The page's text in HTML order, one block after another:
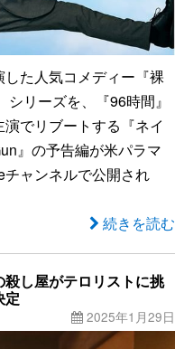
た人気コメディー『裸
リーズを、『96時間』
でリブートする『ネイ
』の予告編が米パラマ
ャンネルで公開され
続きを読む
し屋がテロリストに挑
定
2025年1月29日